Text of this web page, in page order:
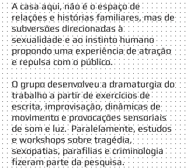
A casa aqui, não é o espaço de
relações e histórias familiares, mas de
subversões direcionadas à
sexualidade e ao instinto humano
propondo uma experiência de atração
e repulsa com o público.
O grupo desenvolveu a dramaturgia do
trabalho a partir de exercícios de
escrita, improvisação, dinâmicas de
movimento e provocações sensoriais
de som e luz. Paralelamente, estudos
e workshops sobre tragédia,
sexopatias, parafilias e criminologia
fizeram parte da pesquisa.